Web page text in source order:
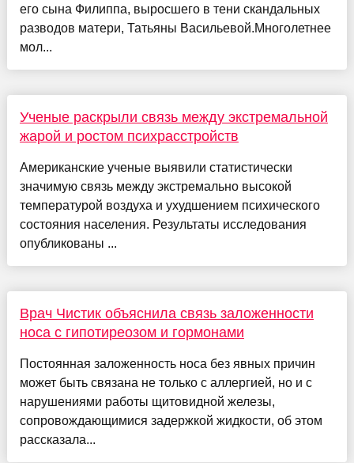
его сына Филиппа, выросшего в тени скандальных
разводов матери, Татьяны Васильевой.Многолетнее
мол...
Ученые раскрыли связь между экстремальной
жарой и ростом психрасстройств
Американские ученые выявили статистически
значимую связь между экстремально высокой
температурой воздуха и ухудшением психического
состояния населения. Результаты исследования
опубликованы ...
Врач Чистик объяснила связь заложенности
носа с гипотиреозом и гормонами
Постоянная заложенность носа без явных причин
может быть связана не только с аллергией, но и с
нарушениями работы щитовидной железы,
сопровождающимися задержкой жидкости, об этом
рассказала...